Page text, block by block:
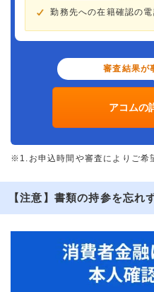
勤務先への在籍確認の
審査結果が
アコムの
※1.お申込時間や審査によりご希
【注意】書類の持参を忘れ